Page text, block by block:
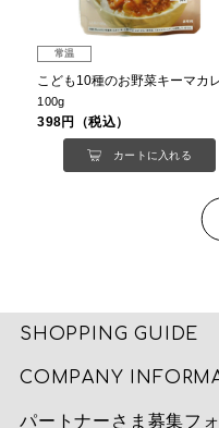
常温
こども10種のお野菜キーマカ
100g
398円（税込）
カートに入れる
SHOPPING GUIDE
COMPANY
パートナーさま募集フ